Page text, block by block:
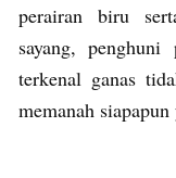
perairan biru
sayang,
terkenal ganas
memanah